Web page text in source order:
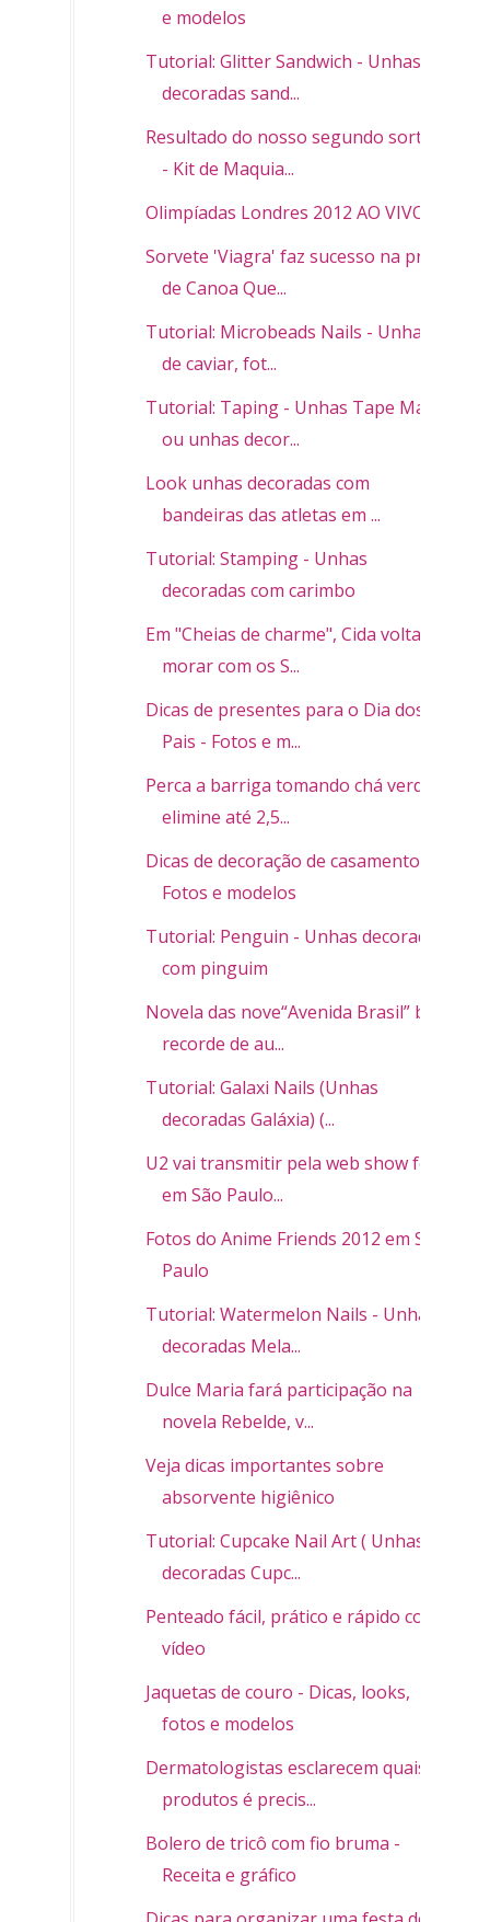
e modelos
Tutorial: Glitter Sandwich - Unhas
decoradas sand...
Resultado do nosso segundo sorteio
- Kit de Maquia...
Olimpíadas Londres 2012 AO VIVO
Sorvete 'Viagra' faz sucesso na praia
de Canoa Que...
Tutorial: Microbeads Nails - Unhas
de caviar, fot...
Tutorial: Taping - Unhas Tape Mani
ou unhas decor...
Look unhas decoradas com
bandeiras das atletas em ...
Tutorial: Stamping - Unhas
decoradas com carimbo
Em "Cheias de charme", Cida volta a
morar com os S...
Dicas de presentes para o Dia dos
Pais - Fotos e m...
Perca a barriga tomando chá verde,
elimine até 2,5...
Dicas de decoração de casamento -
Fotos e modelos
Tutorial: Penguin - Unhas decoradas
com pinguim
Novela das nove“Avenida Brasil” bate
recorde de au...
Tutorial: Galaxi Nails (Unhas
decoradas Galáxia) (...
U2 vai transmitir pela web show feito
em São Paulo...
Fotos do Anime Friends 2012 em São
Paulo
Tutorial: Watermelon Nails - Unhas
decoradas Mela...
Dulce Maria fará participação na
novela Rebelde, v...
Veja dicas importantes sobre
absorvente higiênico
Tutorial: Cupcake Nail Art ( Unhas
decoradas Cupc...
Penteado fácil, prático e rápido com
vídeo
Jaquetas de couro - Dicas, looks,
fotos e modelos
Dermatologistas esclarecem quais
produtos é precis...
Bolero de tricô com fio bruma -
Receita e gráfico